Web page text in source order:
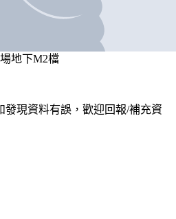
地下M2檔
發現資料有誤，歡迎回報/補充資